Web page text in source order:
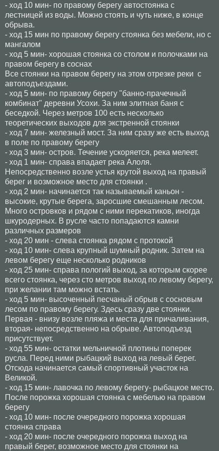
- ход 10 мин- по правому берегу автостоянка с
лестницей из воды. Можно стоять и чуть ниже, в конце
обрыва.
- ход 15 мин по правому берегу стоянка без мебели, но с
мангалом
- ход 5 мин- хорошая стоянка со столом и полочками на
правом берегу в соснах
Все стоянки на правом берегу на этом отрезке реки с
автоподъездами.
- ход 5 мин- по правому берегу "банно-прачечный
комбинат" деревни Усохи. За ним элитная баня с
беседкой. Через метров 100 есть несколько
теоретических выходов для экстренной стоянки
- ход 7 мин- железный мост. За ним сразу же есть выход
в поле по правому берегу
- ход 3 мин- остров. Течение ускоряется, река мелеет.
- ход 1 мин- справа впадает река Алоля.
Непосредственно возле устья крутой выход на правый
берег и возможное место для стоянки .
- ход 2 мин- начинается так называемый каньон -
высокие, крутые берега, заросшие смешанным лесом.
Много островков и рядом с ними перекатиков, иногда
шкуродерных. В русле часто попадаются камни
различных размеров
- ход 20 мин - слева стоянка рядом с протокой
- ход 10 мин- слева крупный шумный родник. Затем на
левом берегу еще несколько родников
- ход 25 мин- справа пологий выход, за которым скорее
всего стоянка, через сто метров выход по левому берегу,
при желании там можно встать.
- ход 5 мин- высоченный песчаный обрыв с сосновым
лесом по правому берегу. Здесь сразу две стоянки.
Первая - внизу возле пляжа и места для причаливания,
вторая- непосредственно на обрыве. Автоподъезд
присутствует.
- ход 55 мин- остатки мельничной плотины поперек
русла. Перед ними рыбацкий выход на левый берег.
Отсюда начинается самый спортивный участок на
Великой.
- ход 15 мин- лавочка по левому берегу- рыбацкое место.
После порожка хорошая стоянка с мебелью на правом
берегу
- ход 10 мин- после очередного порожка хорошая
стоянка справа
- ход 20 мин- после очередного порожка выход на
правый берег, возможное место для стоянки на